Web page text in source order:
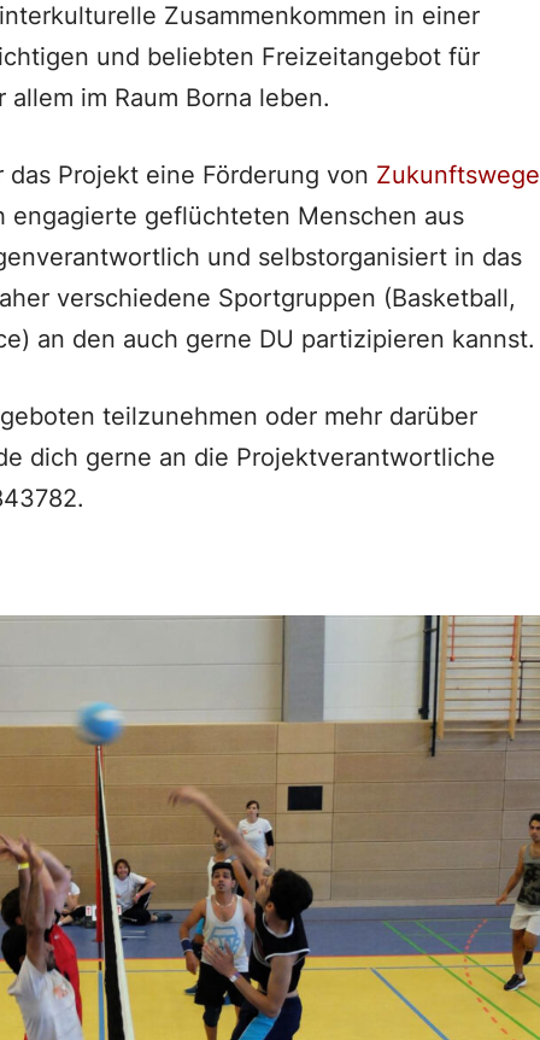
Zusammenkommen in einer
und beliebten Freizeitangebot für
im Raum Borna leben.
Projekt eine Förderung von Zukunftswege
geflüchteten Menschen aus
und selbstorganisiert in das
verschiedene Sportgruppen (Basketball,
an den auch gerne DU partizipieren kannst.
teilzunehmen oder mehr darüber
dich gerne an die Projektverantwortliche